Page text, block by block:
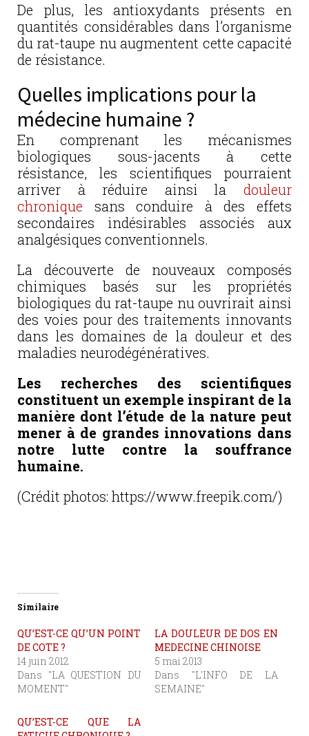
De plus, les antioxydants présents en
quantités considérables dans l’organisme
du rat-taupe nu augmentent cette capacité
de résistance.
Quelles implications pour la
médecine humaine ?
En comprenant les mécanismes
biologiques sous-jacents à cette
résistance, les scientifiques pourraient
arriver à réduire ainsi la douleur
chronique sans conduire à des effets
secondaires indésirables associés aux
analgésiques conventionnels.
La découverte de nouveaux composés
chimiques basés sur les propriétés
biologiques du rat-taupe nu ouvrirait ainsi
des voies pour des traitements innovants
dans les domaines de la douleur et des
maladies neurodégénératives.
Les recherches des scientifiques
constituent un exemple inspirant de la
manière dont l’étude de la nature peut
mener à de grandes innovations dans
notre lutte contre la souffrance
humaine.
(Crédit photos: https://www.freepik.com/)
Similaire
QU’EST-CE QU’UN POINT
DE COTE ?
14 juin 2012
Dans "LA QUESTION DU
MOMENT"
LA DOULEUR DE DOS EN
MEDECINE CHINOISE
5 mai 2013
Dans "L'INFO DE LA
SEMAINE"
QU’EST-CE QUE LA